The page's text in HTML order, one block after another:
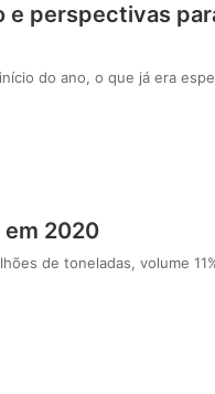
e perspectivas
do ano, o que já era
2020
de toneladas, volume